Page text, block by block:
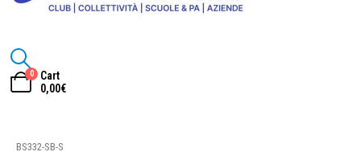
0
Cart
0,00€
BS332-SB-S